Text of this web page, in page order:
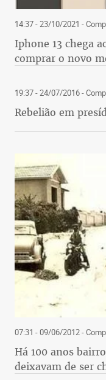
14:37 - 23/10/2021 -
Iphone 13 chega
comprar o novo
19:37 - 24/07/2016-
Rebelião em
07:31 - 09/06/2012-
Há 100 anos
deixavam de ser